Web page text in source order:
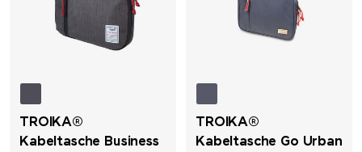
TROIKA®
Kabeltasche Business
TROIKA®
Kabeltasche Go Urban